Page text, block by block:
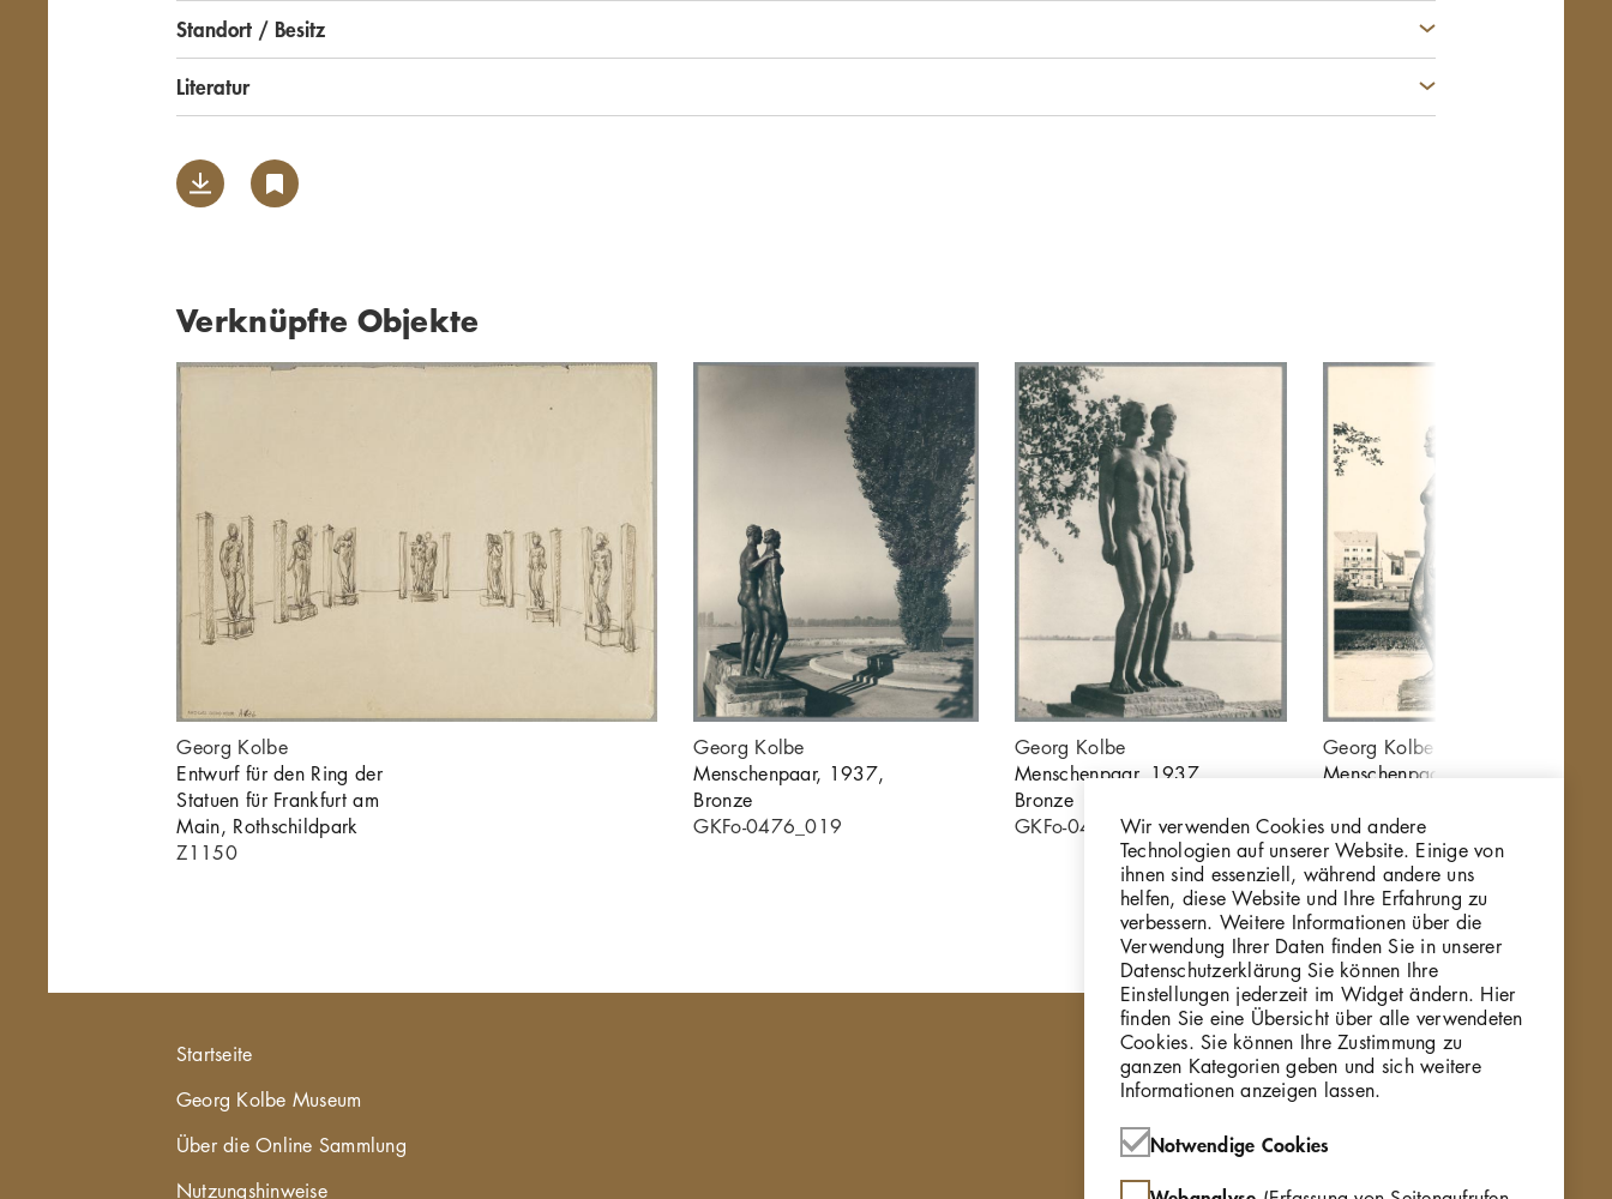
Standort / Besitz
Literatur
Verknüpfte Objekte
Georg Kolbe
Entwurf für den Ring der
Statuen für Frankfurt am
Main, Rothschildpark
Z1150
Georg Kolbe
Menschenpaar, 1937,
Bronze
GKFo-0476_019
Georg Kolbe
Menschenpaar, 1937,
Bronze
GKFo-0476_002
Georg Kolbe
Menschenpaar, 1937,
GKFo-0476_006
Hauptnavigation
Startseite
Georg Kolbe Museum
Über die Online Sammlung
Nutzungshinweise
Wir verwenden Cookies und andere
Technologien auf unserer Website. Einige von
ihnen sind essenziell, während andere uns
helfen, diese Website und Ihre Erfahrung zu
verbessern. Weitere Informationen über die
Verwendung Ihrer Daten finden Sie in unserer
Datenschutzerklärung Sie können Ihre
Einstellungen jederzeit im Widget ändern. Hier
finden Sie eine Übersicht über alle verwendeten
Cookies. Sie können Ihre Zustimmung zu
ganzen Kategorien geben und sich weitere
Informationen anzeigen lassen.
Notwendige Cookies